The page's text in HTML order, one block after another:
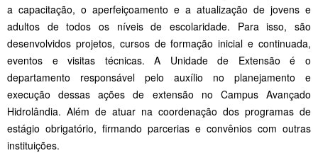
a capacitação, o aperfeiçoamento e a atualização de jovens e
adultos de todos os níveis de escolaridade. Para isso, são
desenvolvidos projetos, cursos de formação inicial e continuada,
eventos e visitas técnicas. A Unidade de Extensão é o
departamento responsável pelo auxílio no planejamento e
execução dessas ações de extensão no Campus Avançado
Hidrolândia. Além de atuar na coordenação dos programas de
estágio obrigatório, firmando parcerias e convênios com outras
instituições.